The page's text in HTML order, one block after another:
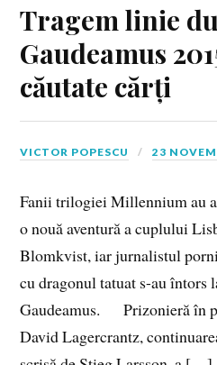
Tragem linie
Gaudeamus
căutate cărți
VICTOR POPESCU 23
Fanii trilogiei Millennium au
o nouă aventură a cuplului
Blomkvist, iar jurnalistul
cu dragonul tatuat s-au întors
Gaudeamus. Prizonieră în
David Lagercrantz,